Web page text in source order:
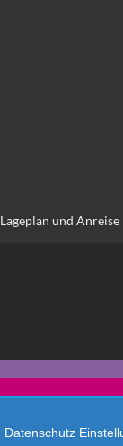
Lageplan und Anreise
Datenschutz